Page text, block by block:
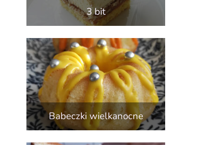
3 bit
Babeczki wielkanocne